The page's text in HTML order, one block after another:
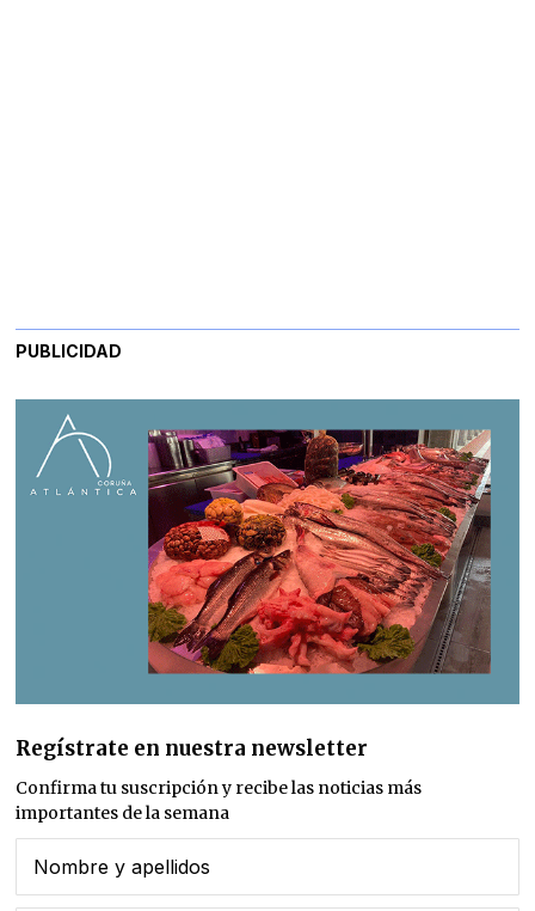
PUBLICIDAD
Regístrate en nuestra newsletter
Confirma tu suscripción y recibe las noticias más
importantes de la semana